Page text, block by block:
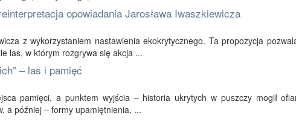
opowiadania Jarosława Iwaszkiewicza
z wykorzystaniem nastawienia ekokrytycznego. Ta propozycja
las, w którym rozgrywa się akcja ...
– las i pamięć
pamięci, a punktem wyjścia – historia ukrytych w puszczy mogił
a później – formy upamiętnienia, ...